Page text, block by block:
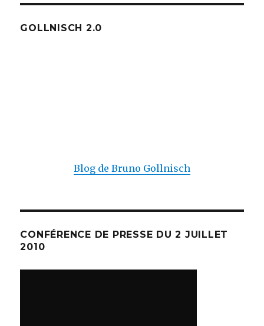
GOLLNISCH 2.0
Blog de Bruno Gollnisch
CONFÉRENCE DE PRESSE DU 2 JUILLET
2010